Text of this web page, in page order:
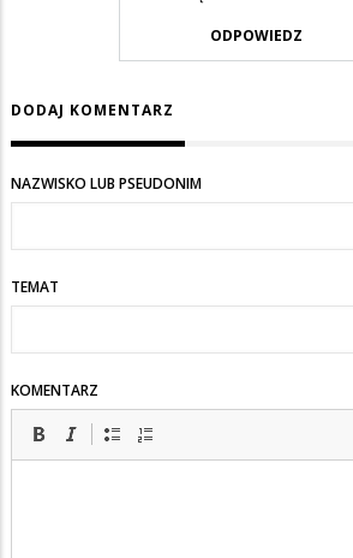
ODPOWIEDZ
DODAJ KOMENTARZ
NAZWISKO LUB PSEUDONIM
TEMAT
KOMENTARZ